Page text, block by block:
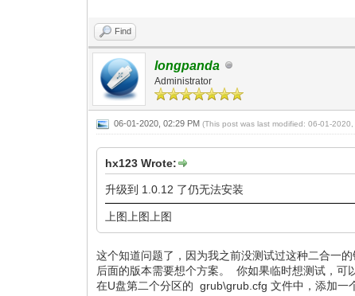
Find
longpanda
Administrator
06-01-2020, 02:29 PM(This post was last modified: 06-01-
hx123 Wrote:
升级到 1.0.12 了仍无法安装
上图上图上图
这个知道问题了，因为我之前没测试过这种二合一
后面的版本需要想个方案。 你如果临时想测试，可
在U盘第二个分区的 grub\grub.cfg 文件中，添加一